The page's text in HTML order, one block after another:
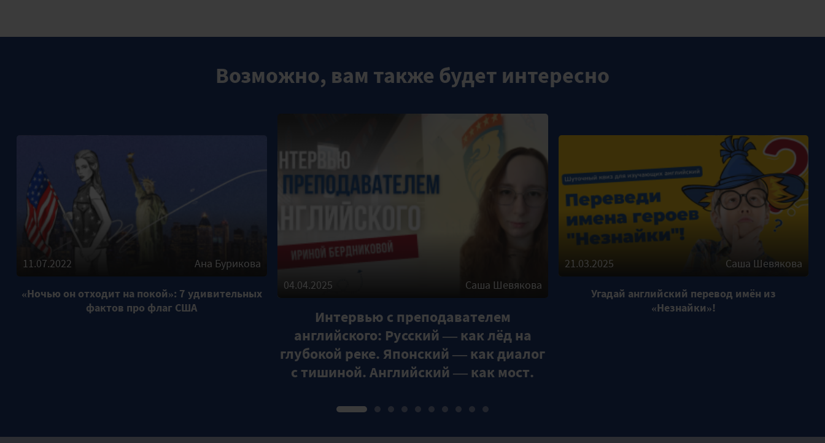
Возможно, вам также будет интересно
11.07.2022 Ана Бурикова
«Ночью он отходит на покой»: 7 удивительных
фактов про флаг США
04.04.2025 Саша Шевякова
Интервью с преподавателем
английского: Русский — как лёд на
глубокой реке. Японский — как диалог
с тишиной. Английский — как мост.
21.03.2025 Саша Шевякова
Угадай английский перевод имён из
«Незнайки»!